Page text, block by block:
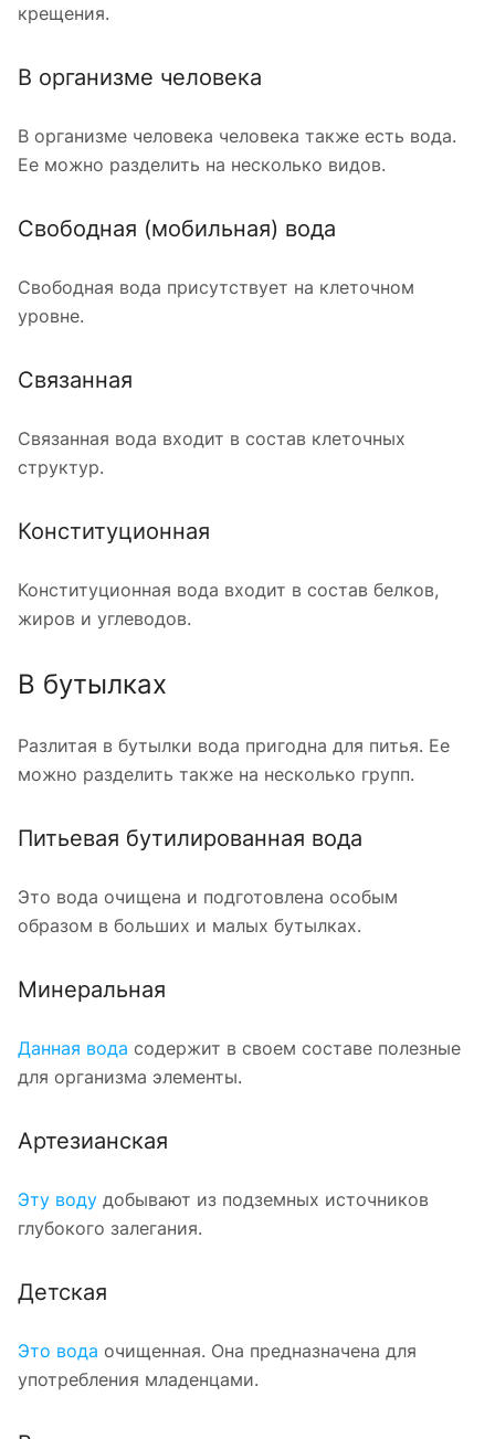
крещения.
В организме человека
В организме человека человека также есть вода.
Ее можно разделить на несколько видов.
Свободная (мобильная) вода
Свободная вода присутствует на клеточном
уровне.
Связанная
Связанная вода входит в состав клеточных
структур.
Конституционная
Конституционная вода входит в состав белков,
жиров и углеводов.
В бутылках
Разлитая в бутылки вода пригодна для питья. Ее
можно разделить также на несколько групп.
Питьевая бутилированная вода
Это вода очищена и подготовлена особым
образом в больших и малых бутылках.
Минеральная
Данная вода содержит в своем составе полезные
для организма элементы.
Артезианская
Эту воду добывают из подземных источников
глубокого залегания.
Детская
Это вода очищенная. Она предназначена для
употребления младенцами.